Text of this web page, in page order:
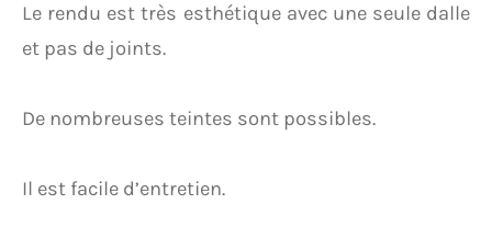
Le rendu est très esthétique avec une seule dalle
et pas de joints.
De nombreuses teintes sont possibles.
Il est facile d’entretien.